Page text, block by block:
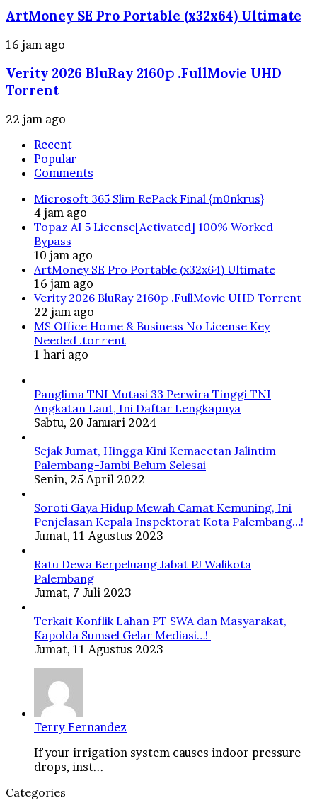
ArtMoney SE Pro Portable (x32x64) Ultimate
16 jam ago
Verity 2026 BluRay 2160𝚙 .FullMov𝗂e UHD
Torrent
22 jam ago
Recent
Popular
Comments
Microsoft 365 Slim RePack Final {m0nkrus}
4 jam ago
Topaz AI 5 License[Activated] 100% Worked
Bypass
10 jam ago
ArtMoney SE Pro Portable (x32x64) Ultimate
16 jam ago
Verity 2026 BluRay 2160𝚙 .FullMov𝗂e UHD Torrent
22 jam ago
MS Office Home & Business No License Key
Needed .tоr𝚛еnt
1 hari ago
Panglima TNI Mutasi 33 Perwira Tinggi TNI
Angkatan Laut, Ini Daftar Lengkapnya
Sabtu, 20 Januari 2024
Sejak Jumat, Hingga Kini Kemacetan Jalintim
Palembang-Jambi Belum Selesai
Senin, 25 April 2022
Soroti Gaya Hidup Mewah Camat Kemuning, Ini
Penjelasan Kepala Inspektorat Kota Palembang…!
Jumat, 11 Agustus 2023
Ratu Dewa Berpeluang Jabat PJ Walikota
Palembang
Jumat, 7 Juli 2023
Terkait Konflik Lahan PT SWA dan Masyarakat,
Kapolda Sumsel Gelar Mediasi…!
Jumat, 11 Agustus 2023
Terry Fernandez
If your irrigation system causes indoor pressure
drops, inst...
Categories